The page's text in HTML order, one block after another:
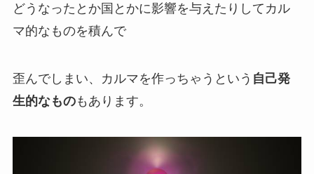
どうなったとか国とかに影響を与えたりしてカル
マ的なものを積んで
歪んでしまい、カルマを作っちゃうという 自己発
生的なものもあります。